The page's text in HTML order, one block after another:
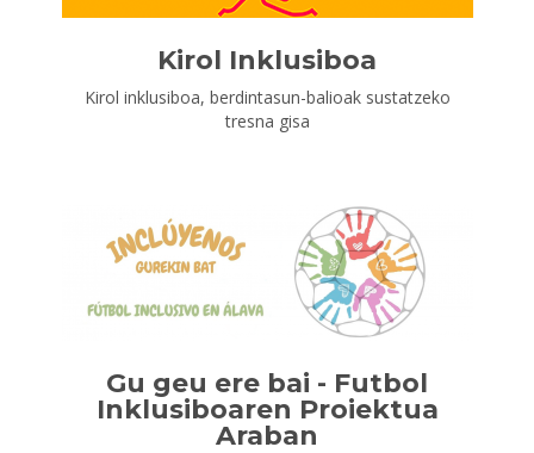
Kirol Inklusiboa
Kirol inklusiboa, berdintasun-balioak sustatzeko
tresna gisa
Gu geu ere bai - Futbol
Inklusiboaren Proiektua
Araban